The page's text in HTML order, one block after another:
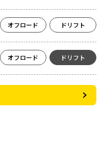
オフロード ドリフト
オフロード ドリフト